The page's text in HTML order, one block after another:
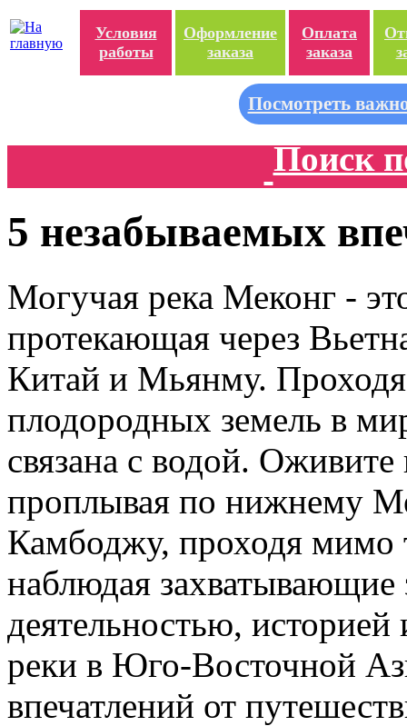
Условия
работы
Оформление
заказа
Оплата
заказа
Посмотреть
Поиск
5 незабываемых
Могучая река Меконг -
протекающая через
Китай и Мьянму.
плодородных земель в
связана с водой.
проплывая по нижнему
Камбоджу, проходя мимо
наблюдая захватывающие
деятельностью,
реки в Юго-Восточной
впечатлений от